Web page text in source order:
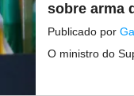
sobre arma
Publicado por
O ministro do